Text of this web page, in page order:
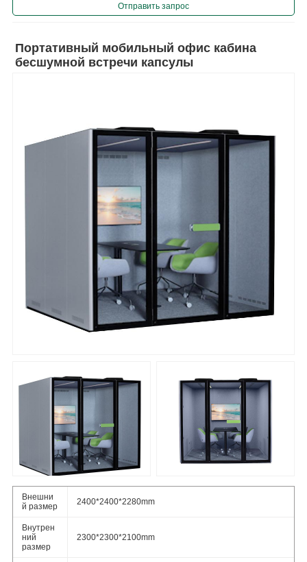
Отправить запрос
Портативный мобильный офис кабина
бесшумной встречи капсулы
Внешни
й размер
2400*2400*2280mm
Внутрен
ний
размер
2300*2300*2100mm